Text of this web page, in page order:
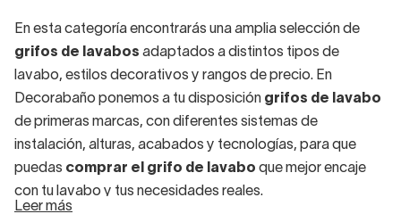
En esta categoría encontrarás una amplia selección de
grifos de lavabos adaptados a distintos tipos de
lavabo, estilos decorativos y rangos de precio. En
Decorabaño ponemos a tu disposición grifos de lavabo
de primeras marcas, con diferentes sistemas de
instalación, alturas, acabados y tecnologías, para que
puedas comprar el grifo de lavabo que mejor encaje
con tu lavabo y tus necesidades reales.
Leer más